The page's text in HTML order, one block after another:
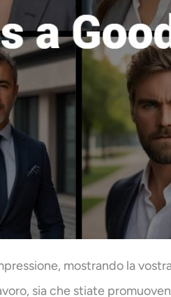
mostrando la
sia che stiate